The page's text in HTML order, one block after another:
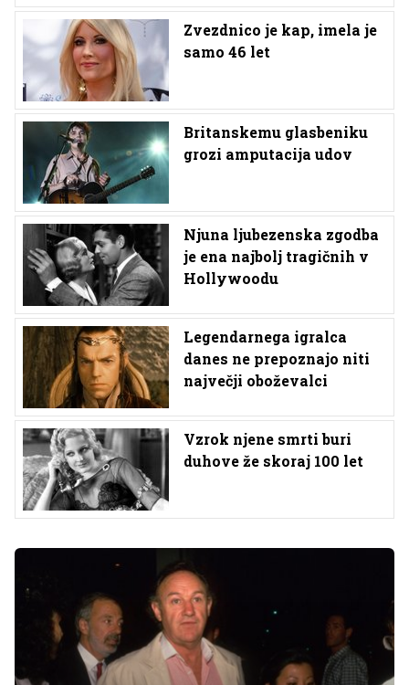
Zvezdnico je kap, imela je
samo 46 let
Britanskemu glasbeniku
grozi amputacija udov
Njuna ljubezenska zgodba
je ena najbolj tragičnih v
Hollywoodu
Legendarnega igralca
danes ne prepoznajo niti
največji oboževalci
Vzrok njene smrti buri
duhove že skoraj 100 let